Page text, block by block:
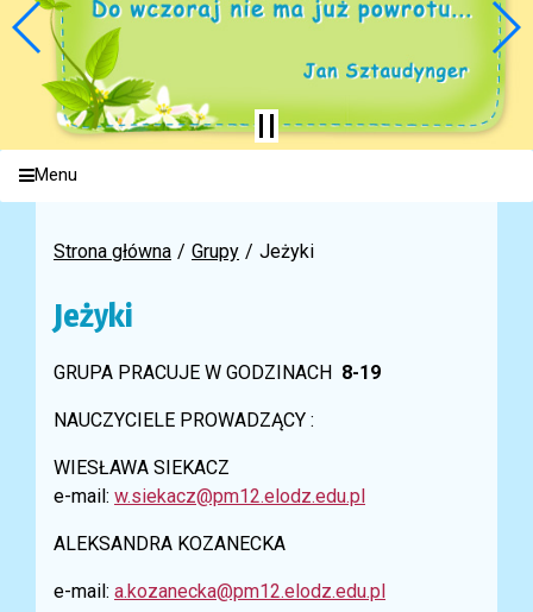
Menu
Strona główna Grupy Jeżyki
Jeżyki
GRUPA PRACUJE W GODZINACH 8-19
NAUCZYCIELE PROWADZĄCY :
WIESŁAWA SIEKACZ
e-mail: w.siekacz@pm12.elodz.edu.pl
ALEKSANDRA KOZANECKA
e-mail: a.kozanecka@pm12.elodz.edu.pl